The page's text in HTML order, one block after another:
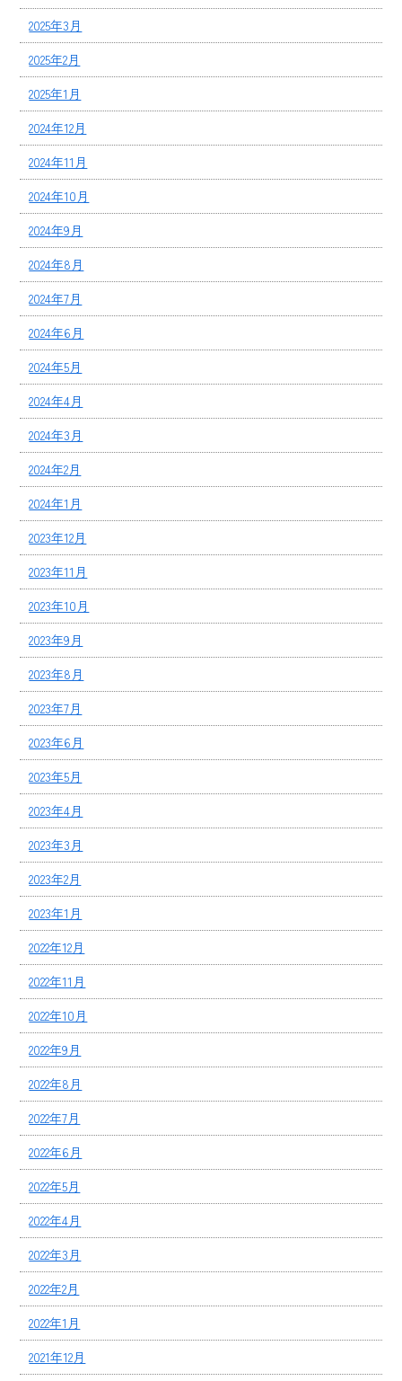
2025年3月
2025年2月
2025年1月
2024年12月
2024年11月
2024年10月
2024年9月
2024年8月
2024年7月
2024年6月
2024年5月
2024年4月
2024年3月
2024年2月
2024年1月
2023年12月
2023年11月
2023年10月
2023年9月
2023年8月
2023年7月
2023年6月
2023年5月
2023年4月
2023年3月
2023年2月
2023年1月
2022年12月
2022年11月
2022年10月
2022年9月
2022年8月
2022年7月
2022年6月
2022年5月
2022年4月
2022年3月
2022年2月
2022年1月
2021年12月